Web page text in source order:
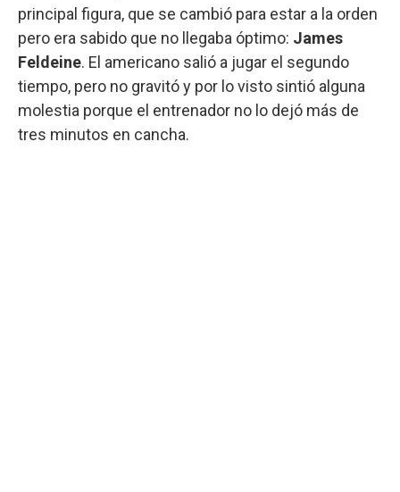
principal figura, que se cambió para estar a la orden
pero era sabido que no llegaba óptimo: James
Feldeine. El americano salió a jugar el segundo
tiempo, pero no gravitó y por lo visto sintió alguna
molestia porque el entrenador no lo dejó más de
tres minutos en cancha.